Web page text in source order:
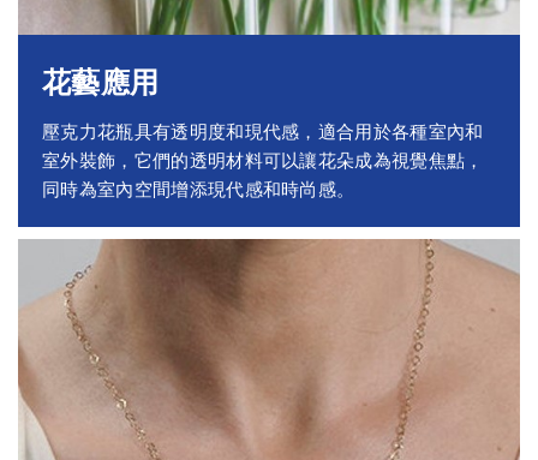
花藝應用
壓克力花瓶具有透明度和現代感，適合用於各種室內和
室外裝飾，它們的透明材料可以讓花朵成為視覺焦點，
同時為室內空間增添現代感和時尚感。